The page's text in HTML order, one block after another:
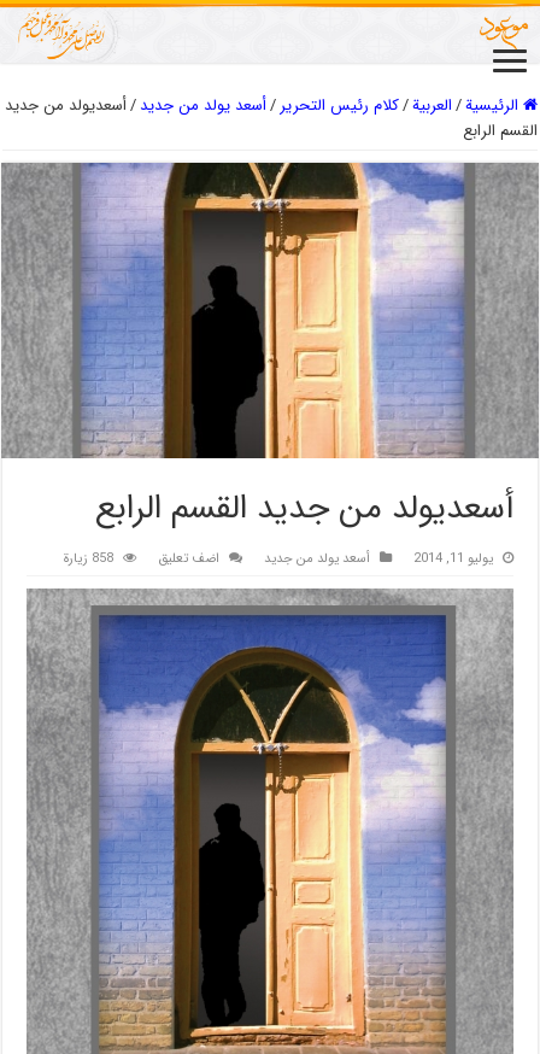
الرئيسية/العربیة/كلام رئيس التحرير/أسعد يولد من جديد /أسعديولد من جديد
القسم الرابع
أسعديولد من جديد القسم الرابع
يوليو 11, 2014 أسعد يولد من جديد اضف تعليق 858 زيارة